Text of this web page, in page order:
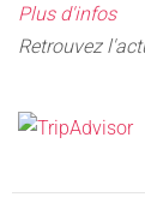
Plus d'infos
Retrouvez